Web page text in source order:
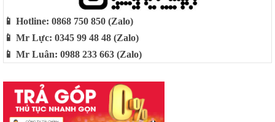
📱 Hotline: 0868 750 850 (Zalo)
📱 Mr Lực: 0345 99 48 48 (Zalo)
📱 Mr Luân: 0988 233 663 (Zalo)